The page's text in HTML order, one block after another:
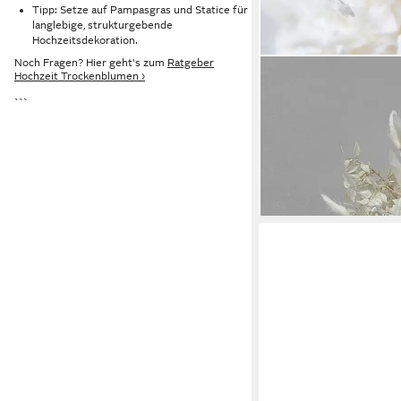
Tipp: Setze auf Pampasgras und Statice für
langlebige, strukturgebende
Hochzeitsdekoration.
Noch Fragen? Hier geht's zum Ratgeber
Hochzeit Trockenblumen ›
```
Trockenblume
Trockenblumen weiß
Lagurus, Phalaris,
lieferbar - in 4-5